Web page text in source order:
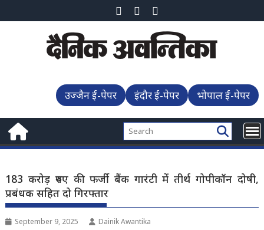
to
उज्जैन ई-पेपर इंदौर ई-पेपर भोपाल ई-पेपर
183 करोड़ रुपए की फर्जी बैंक गारंटी में तीर्थ गोपीकॉन दोषी,
प्रबंधक सहित दो गिरफ्तार
September 9, 2025 Dainik Awantika